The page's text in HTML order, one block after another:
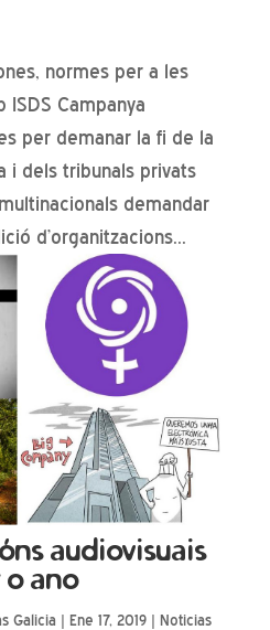
normes per a les
ISDS Campanya
per demanar la fi de la
i dels tribunals privats
demandar
d’organitzacions...
audiovisuais
ano
Galicia | Ene 17, 2019| Noticias